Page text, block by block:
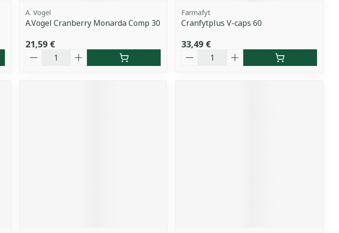
A. Vogel
A.Vogel Cranberry Monarda Comp 30
21,59 €
Quantité
Farmafyt
Cranfytplus V-caps 60
33,49 €
Quantité